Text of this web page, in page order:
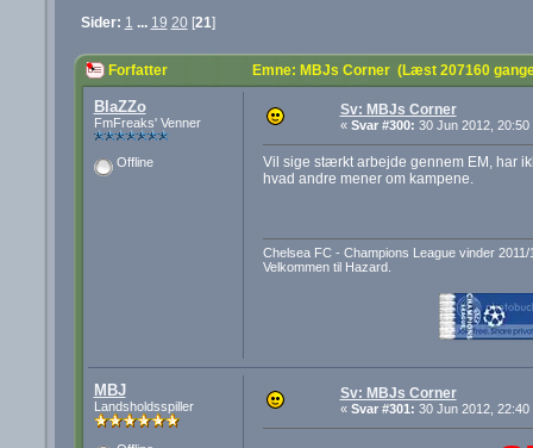
Sider: 1 ... 19 20 [21]
Forfatter Emne: MBJs Corner (Læst 207160
BlaZZo
FmFreaks' Venner
Offline
Sv: MBJs Corner
« Svar #300: 30 Jun 2012, 20:50
Vil sige stærkt arbejde gennem EM, har
hvad andre mener om kampene.
Chelsea FC - Champions League vinder 2011/
Velkommen til Hazard.
MBJ
Landsholdsspiller
Sv: MBJs Corner
« Svar #301: 30 Jun 2012, 22:40